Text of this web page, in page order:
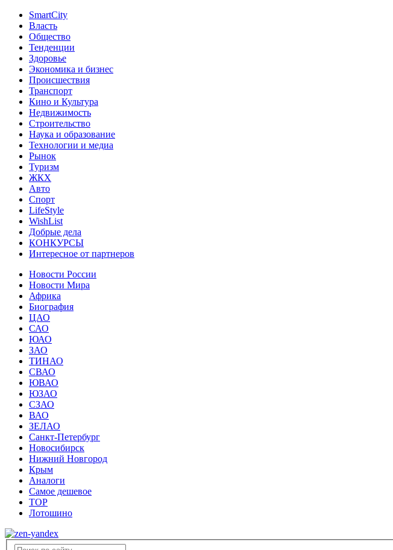
SmartCity
Власть
Общество
Тенденции
Здоровье
Экономика и бизнес
Происшествия
Транспорт
Кино и Культура
Недвижимость
Строительство
Наука и образование
Технологии и медиа
Рынок
Туризм
ЖКХ
Авто
Спорт
LifeStyle
WishList
Добрые дела
КОНКУРСЫ
Интересное от партнеров
Новости России
Новости Мира
Африка
Биография
ЦАО
САО
ЮАО
ЗАО
ТИНАО
СВАО
ЮВАО
ЮЗАО
СЗАО
ВАО
ЗЕЛАО
Санкт-Петербург
Новосибирск
Нижний Новгород
Крым
Аналоги
Самое дешевое
TOP
Лотошино